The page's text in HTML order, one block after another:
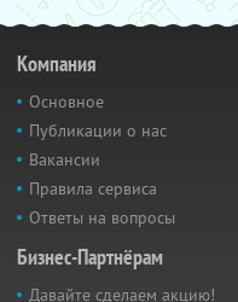
Компания
Основное
Публикации о нас
Вакансии
Правила сервиса
Ответы на вопросы
Бизнес-Партнёрам
Давайте сделаем акцию!